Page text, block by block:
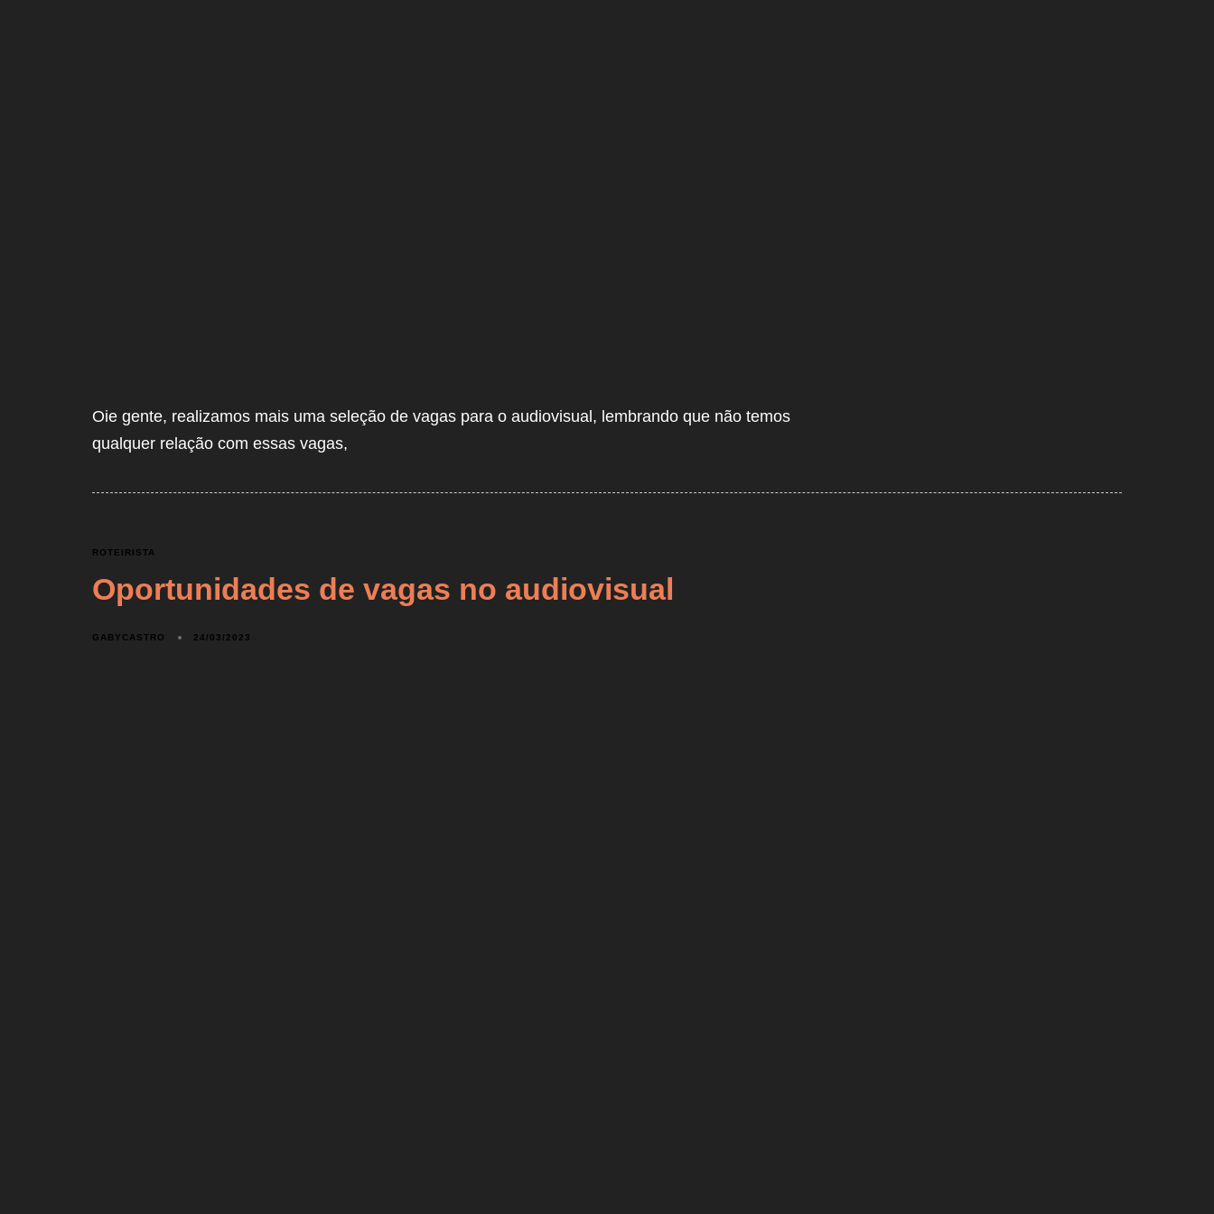
Oie gente, realizamos mais uma seleção de vagas para o audiovisual, lembrando que não temos
qualquer relação com essas vagas,
ROTEIRISTA
Oportunidades de vagas no audiovisual
GABYCASTRO 24/03/2023